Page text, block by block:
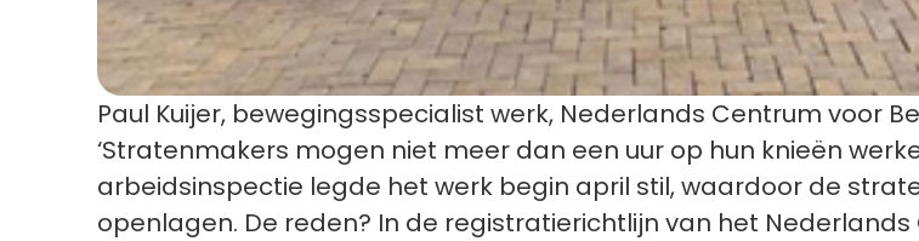
Paul Kuijer, bewegingsspecialist werk, Nederlands Centrum voor
‘Stratenmakers mogen niet meer dan een uur op hun knieën
arbeidsinspectie legde het werk begin april stil, waardoor de
openlagen. De reden? In de registratierichtlijn van het